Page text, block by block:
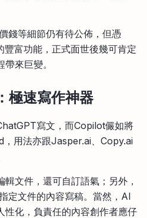
錢等細節仍有待公佈，但憑
富功能，正式面世後幾可肯定
來巨變。
極速寫作神器
寫文，而Copilot儼如將
用法亦跟Jasper.ai、Copy.ai
文件，還可自訂語氣；另外，
定文件的內容寫稿。當然，AI
性化，負責任的內容創作者應仔